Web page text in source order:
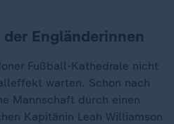
Engländerinnen
Fußball-Kathedrale nicht
warten. Schon nach
Mannschaft durch einen
Kapitänin Leah Williamson